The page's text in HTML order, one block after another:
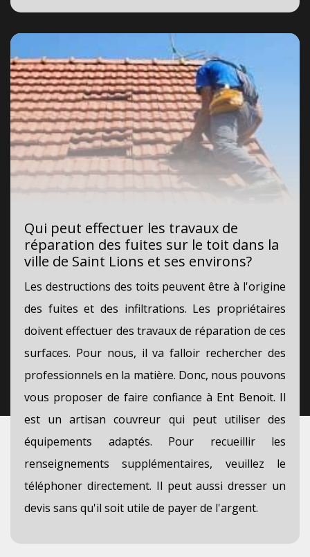
Qui peut effectuer les travaux de
réparation des fuites sur le toit dans la
ville de Saint Lions et ses environs?
Les destructions des toits peuvent être à l'origine
des fuites et des infiltrations. Les propriétaires
doivent effectuer des travaux de réparation de ces
surfaces. Pour nous, il va falloir rechercher des
professionnels en la matière. Donc, nous pouvons
vous proposer de faire confiance à Ent Benoit. Il
est un artisan couvreur qui peut utiliser des
équipements adaptés. Pour recueillir les
renseignements supplémentaires, veuillez le
téléphoner directement. Il peut aussi dresser un
devis sans qu'il soit utile de payer de l'argent.